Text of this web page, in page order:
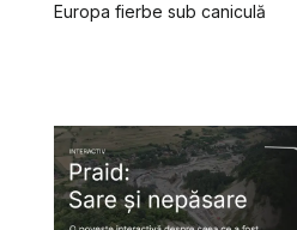
Europa fierbe sub caniculă